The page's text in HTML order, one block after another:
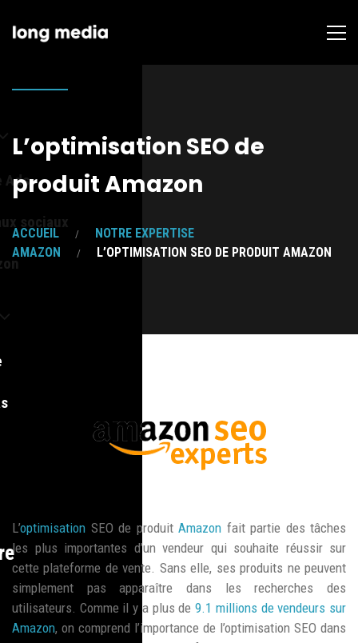
Ads
sociaux
L’optimisation SEO de
produit Amazon
ACCUEIL
NOTRE EXPERTISE
AMAZON
L’OPTIMISATION SEO DE PRODUIT AMAZON
L’optimisation SEO de produit Amazon fait partie des tâches
les plus importantes d’un vendeur qui souhaite réussir sur
cette plateforme de vente. Sans elle, ses produits ne peuvent
simplement pas apparaître dans les recherches des
utilisateurs. Comme il y a plus de9.1 millions de vendeurs sur
Amazon, on comprend l’importance de l’optimisation SEO dans